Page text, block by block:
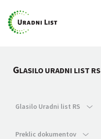
GLASILO URADNI LIST RS
Glasilo Uradni list RS
Preklic dokumentov